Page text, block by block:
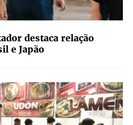
destaca relação
e Japão